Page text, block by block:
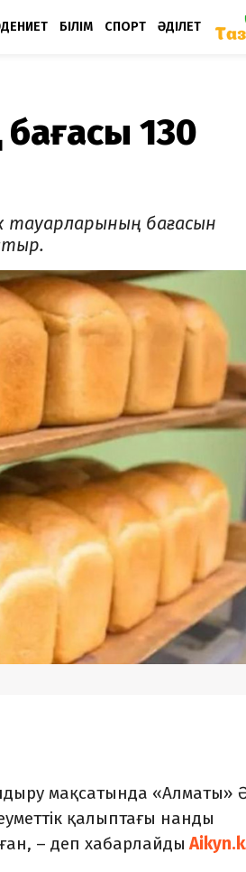
БІЛІМ СПОРТ ӘДІЛЕТ
130
тауарларының бағасын
мақсатында «Алматы»
қалыптағы нанды
– деп хабарлайды